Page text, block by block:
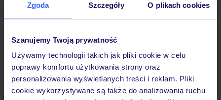
Zgoda Szczegóły O plikach cookies
Szanujemy Twoją prywatność
Używamy technologii takich jak pliki cookie w celu
poprawy komfortu użytkowania strony oraz
personalizowania wyświetlanych treści i reklam. Pliki
cookie wykorzystywane są także do analizowania ruchu
Lider niskich cen
Największe biuro
30 lat w
Hotel